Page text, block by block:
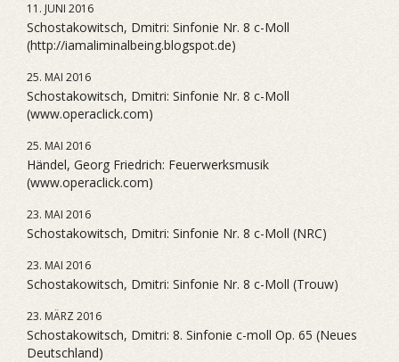
11. JUNI 2016
Schostakowitsch, Dmitri: Sinfonie Nr. 8 c-Moll
(http://iamaliminalbeing.blogspot.de)
25. MAI 2016
Schostakowitsch, Dmitri: Sinfonie Nr. 8 c-Moll
(www.operaclick.com)
25. MAI 2016
Händel, Georg Friedrich: Feuerwerksmusik
(www.operaclick.com)
23. MAI 2016
Schostakowitsch, Dmitri: Sinfonie Nr. 8 c-Moll (NRC)
23. MAI 2016
Schostakowitsch, Dmitri: Sinfonie Nr. 8 c-Moll (Trouw)
23. MÄRZ 2016
Schostakowitsch, Dmitri: 8. Sinfonie c-moll Op. 65 (Neues
Deutschland)